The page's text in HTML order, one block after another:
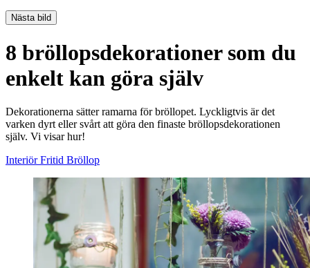
Nästa bild
8 bröllopsdekorationer som du
enkelt kan göra själv
Dekorationerna sätter ramarna för bröllopet. Lyckligtvis är det
varken dyrt eller svårt att göra den finaste bröllopsdekorationen
själv. Vi visar hur!
Interiör Fritid Bröllop